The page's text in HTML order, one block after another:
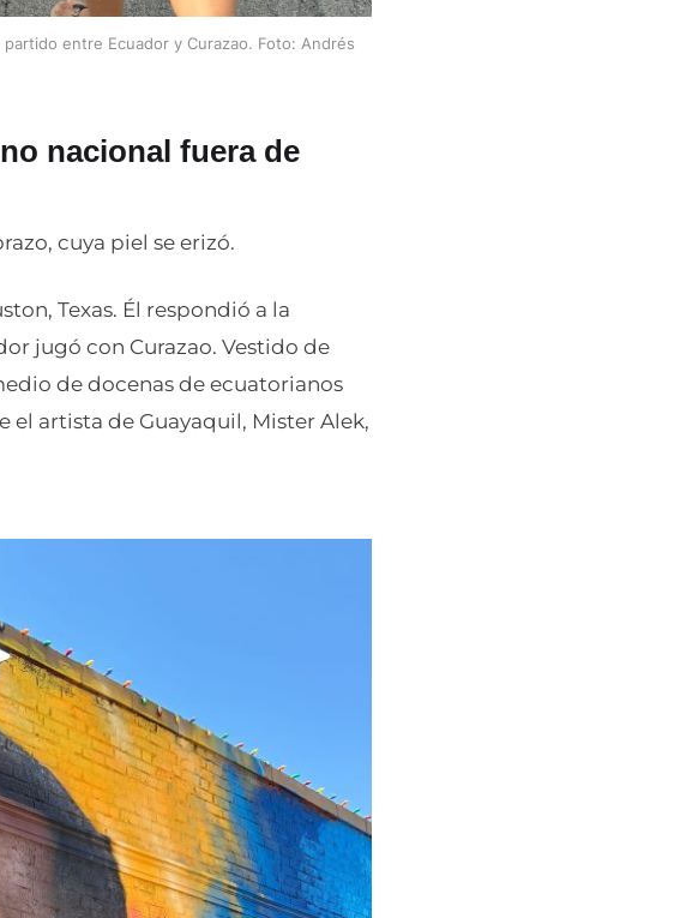
entre Ecuador y Curazao. Foto: Andrés
nacional fuera de
cuya piel se erizó.
Texas. Él respondió a la
jugó con Curazao. Vestido de
de docenas de ecuatorianos
el artista de Guayaquil, Mister Alek,